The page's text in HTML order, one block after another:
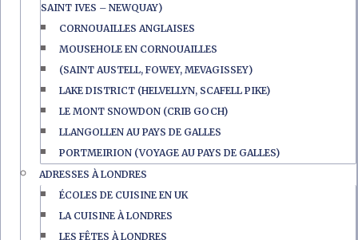
SAINT IVES – NEWQUAY)
CORNOUAILLES ANGLAISES
MOUSEHOLE EN CORNOUAILLES
(SAINT AUSTELL, FOWEY, MEVAGISSEY)
LAKE DISTRICT (HELVELLYN, SCAFELL PIKE)
LE MONT SNOWDON (CRIB GOCH)
LLANGOLLEN AU PAYS DE GALLES
PORTMEIRION (VOYAGE AU PAYS DE GALLES)
ADRESSES À LONDRES
ÉCOLES DE CUISINE EN UK
LA CUISINE À LONDRES
LES FÊTES À LONDRES